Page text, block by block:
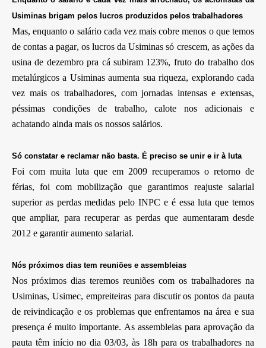
Usiminas brigam pelos lucros produzidos pelos trabalhadores
Mas, enquanto o salário cada vez mais cobre menos o que temos
de contas a pagar, os lucros da Usiminas só crescem, as ações da
usina de dezembro pra cá subiram 123%, fruto do trabalho dos
metalúrgicos a Usiminas aumenta sua riqueza, explorando cada
vez mais os trabalhadores, com jornadas intensas e extensas,
péssimas condições de trabalho, calote nos adicionais e
achatando ainda mais os nossos salários.
Só constatar e reclamar não basta. É preciso se unir e ir à luta
Foi com muita luta que em 2009 recuperamos o retorno de
férias, foi com mobilização que garantimos reajuste salarial
superior as perdas medidas pelo INPC e é essa luta que temos
que ampliar, para recuperar as perdas que aumentaram desde
2012 e garantir aumento salarial.
Nós próximos dias tem reuniões e assembleias
Nos próximos dias teremos reuniões com os trabalhadores na
Usiminas, Usimec, empreiteiras para discutir os pontos da pauta
de reivindicação e os problemas que enfrentamos na área e sua
presença é muito importante. As assembleias para aprovação da
pauta têm início no dia 03/03, às 18h para os trabalhadores na